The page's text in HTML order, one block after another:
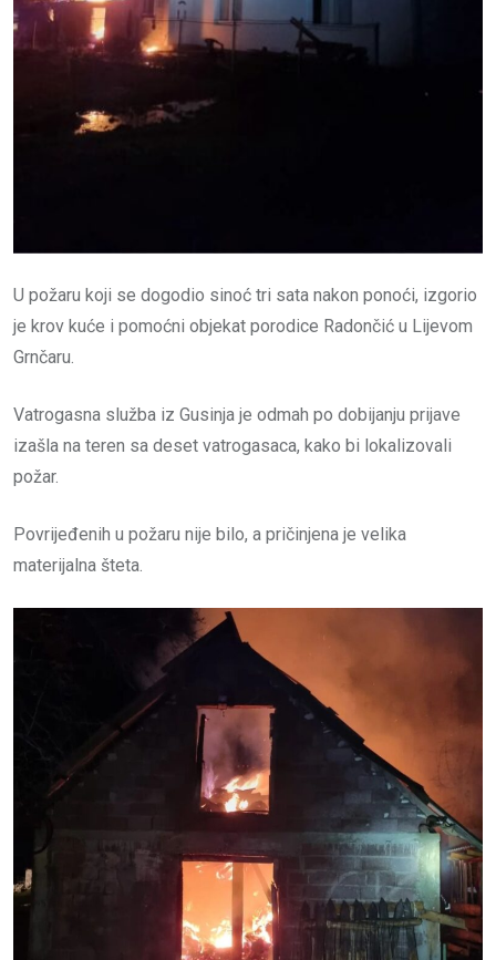
U požaru koji se dogodio sinoć tri sata nakon ponoći, izgorio
je krov kuće i pomoćni objekat porodice Radončić u Lijevom
Grnčaru.
Vatrogasna služba iz Gusinja je odmah po dobijanju prijave
izašla na teren sa deset vatrogasaca, kako bi lokalizovali
požar.
Povrijeđenih u požaru nije bilo, a pričinjena je velika
materijalna šteta.